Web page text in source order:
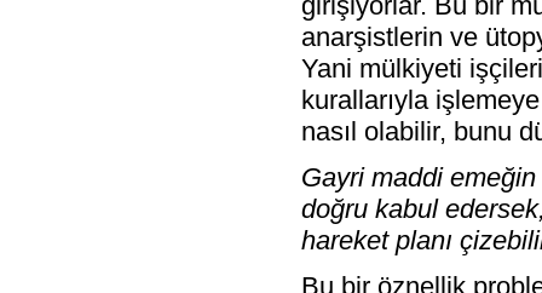
anarşistlerin ve
Yani mülkiyeti
kurallarıyla
nasıl olabilir, bunu
Gayri maddi emeğin
doğru kabul
hareket planı
Bu bir öznellik